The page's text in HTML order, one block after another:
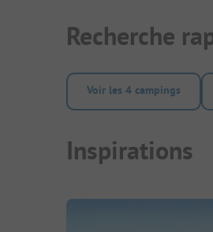
Recherche
Voir les 4 campings
Inspirations